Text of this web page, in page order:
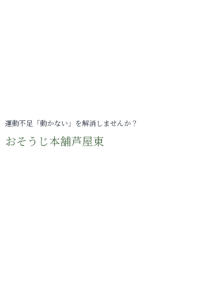
運動不足「動かない」を解消しませんか？
おそうじ本舗芦屋東